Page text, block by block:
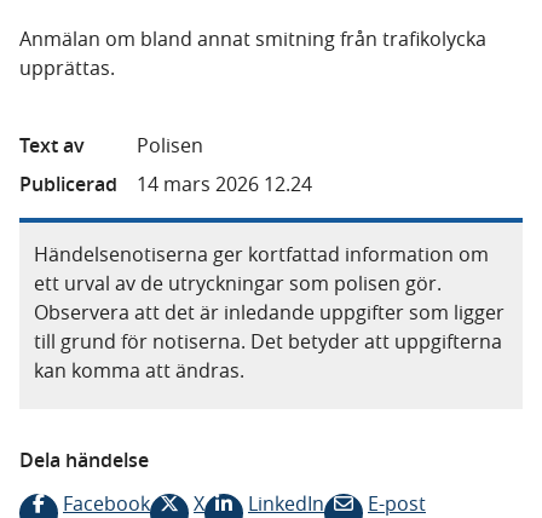
Anmälan om bland annat smitning från trafikolycka
upprättas.
Text av
Polisen
Publicerad
14 mars 2026 12.24
Händelsenotiserna ger kortfattad information om
ett urval av de utryckningar som polisen gör.
Observera att det är inledande uppgifter som ligger
till grund för notiserna. Det betyder att uppgifterna
kan komma att ändras.
Dela händelse
Facebook
X LinkedIn E-post